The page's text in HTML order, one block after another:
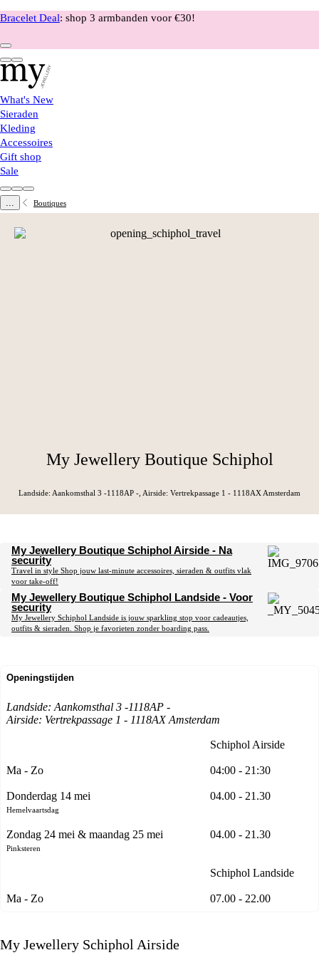
Bracelet Deal: shop 3 armbanden voor €30!
What's New
Sieraden
Kleding
Accessoires
Gift shop
Sale
... Boutiques
My Jewellery Boutique Schiphol
Landside: Aankomsthal 3 -1118AP -, Airside: Vertrekpassage 1 - 1118AX Amsterdam
My Jewellery Boutique Schiphol Airside - Na
security
Travel in style Shop jouw last-minute accessoires, sieraden & outfits vlak
voor take-off!
My Jewellery Boutique Schiphol Landside - Voor
security
My Jewellery Schiphol Landside is jouw sparkling stop voor cadeautjes,
outfits & sieraden. Shop je favorieten zonder boarding pass.
Openingstijden
Landside: Aankomsthal 3 -1118AP -
Airside: Vertrekpassage 1 - 1118AX Amsterdam
Schiphol Airside
Ma - Zo 04:00 - 21:30
Donderdag 14 mei
Hemelvaartsdag
04.00 - 21.30
Zondag 24 mei & maandag 25 mei
Pinksteren
04.00 - 21.30
Schiphol Landside
Ma - Zo 07.00 - 22.00
My Jewellery Schiphol Airside